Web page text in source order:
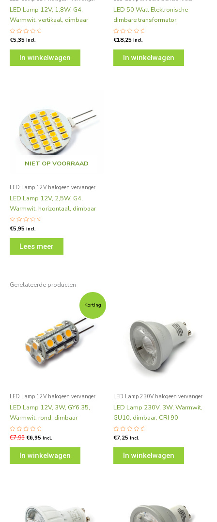
LED Lamp 12V, 1,8W, G4,
Warmwit, vertikaal, dimbaar
Gewaardeerd
0
uit
€5,35 incl.
In winkelwagen
LED 50 Watt Elektronische
dimbare transformator
Gewaardeerd
0
uit
€18,25 incl.
In winkelwagen
NIET OP VOORRAAD
LED Lamp 12V halogeen vervanger
LED Lamp 12V, 2,5W, G4,
Warmwit, horizontaal, dimbaar
Gewaardeerd
0
€5,95 incl.
Lees meer
Gerelateerde producten
Korting
LED Lamp 12V halogeen vervanger
LED Lamp 12V, 3W, GY6.35,
Warmwit, rond, dimbaar
Gewaardeerd
0
€7,95€6,95 incl.
In winkelwagen
LED Lamp 230V halogeen vervanger
LED Lamp 230V, 3W, Warmwit,
GU10, dimbaar, CRI 90
Gewaardeerd
0
€7,25 incl.
In winkelwagen